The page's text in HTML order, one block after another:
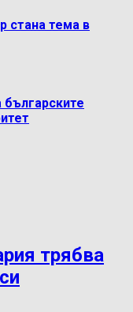
стана тема в
българските
трябва